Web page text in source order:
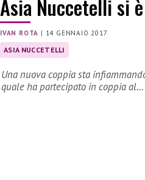
Asia Nuccetelli si
IVAN ROTA | 14 GENNAIO 2017
ASIA NUCCETELLI
Una nuova coppia sta
quale ha partecipato in coppia al…